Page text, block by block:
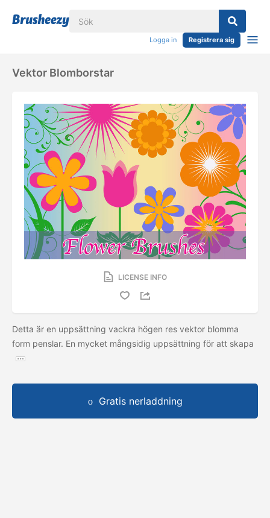
Logga in Registrera sig
Vektor Blomborstar
LICENSE INFO
Detta är en uppsättning vackra högen res vektor blomma
form penslar. En mycket mångsidig uppsättning för att skapa
Gratis nerladdning